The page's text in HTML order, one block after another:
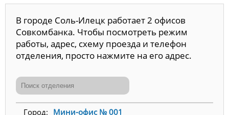
В городе Соль-Илецк работает 2 офисов
Совкомбанка. Чтобы посмотреть режим
работы, адрес, схему проезда и телефон
отделения, просто нажмите на его адрес.
Мини-офис № 001